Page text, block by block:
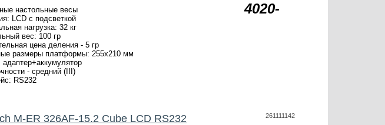
настольные весы
LCD с подсветкой
нагрузка: 32 кг
вес: 100 гр
цена деления - 5 гр
размеры платформы: 255х210 мм
адаптер+аккумулятор
- средний (III)
RS232
4020-
M-ER 326AF-15.2 Cube LCD RS232 261111142